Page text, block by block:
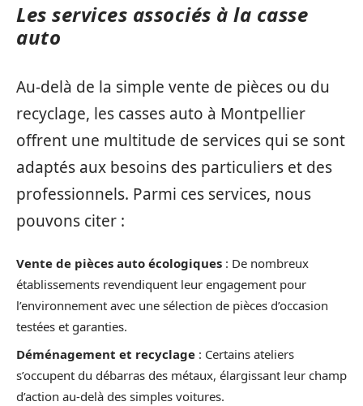
Les services associés à la casse
auto
Au-delà de la simple vente de pièces ou du
recyclage, les casses auto à Montpellier
offrent une multitude de services qui se sont
adaptés aux besoins des particuliers et des
professionnels. Parmi ces services, nous
pouvons citer :
Vente de pièces auto écologiques : De nombreux
établissements revendiquent leur engagement pour
l’environnement avec une sélection de pièces d’occasion
testées et garanties.
Déménagement et recyclage : Certains ateliers
s’occupent du débarras des métaux, élargissant leur champ
d’action au-delà des simples voitures.